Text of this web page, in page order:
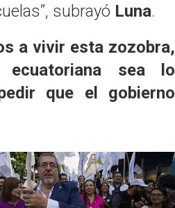
subrayó Luna.
a vivir esta zozobra,
sea lo
que el gobierno